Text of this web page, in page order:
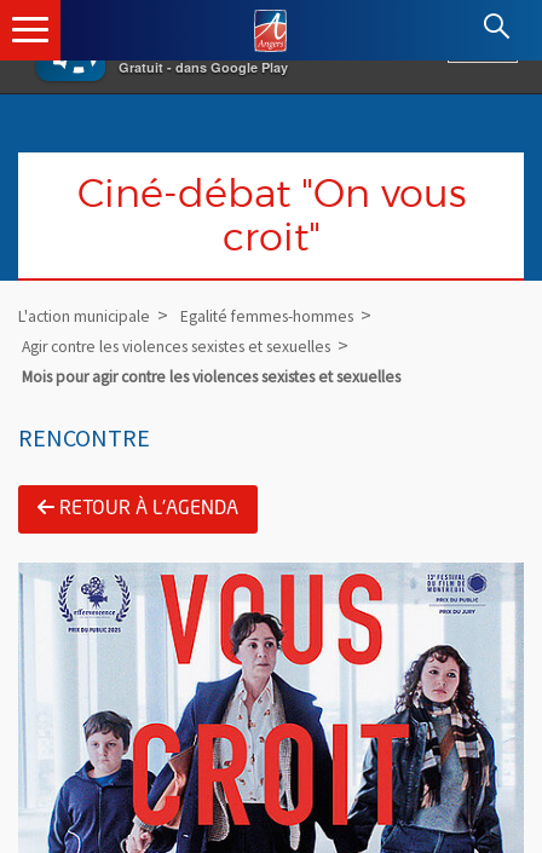
×
Gratuit - dans Google Play
Angers.fr : Retour à l'accueil
Ciné-débat "On vous
croit"
L'action municipale
Egalité femmes-hommes
Agir contre les violences sexistes et sexuelles
Mois pour agir contre les violences sexistes et sexuelles
RENCONTRE
RETOUR À L'AGENDA